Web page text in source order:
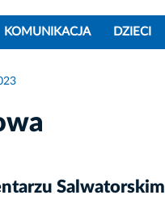
KOMUNIKACJA DZIECI
Salwatorskim